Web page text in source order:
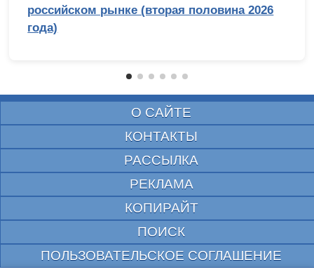
российском рынке (вторая половина 2026
года)
О САЙТЕ
КОНТАКТЫ
РАССЫЛКА
РЕКЛАМА
КОПИРАЙТ
ПОИСК
ПОЛЬЗОВАТЕЛЬСКОЕ СОГЛАШЕНИЕ